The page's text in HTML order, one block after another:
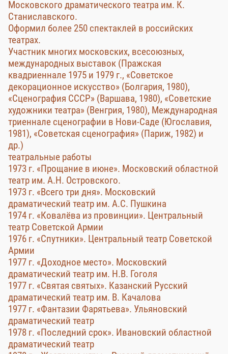
Московского драматического театра им. К.
Станиславского.
Оформил более 250 спектаклей в российских
театрах.
Участник многих московских, всесоюзных,
международных выставок (Пражская
квадриеннале 1975 и 1979 г., «Советское
декорационное искусство» (Болгария, 1980),
«Сценография СССР» (Варшава, 1980), «Советские
художники театра» (Венгрия, 1980), Международная
триеннале сценографии в Нови-Саде (Югославия,
1981), «Советская сценография» (Париж, 1982) и
др.)
театральные работы
1973 г. «Прощание в июне». Московский областной
театр им. А.Н. Островского.
1973 г. «Всего три дня». Московский
драматический театр им. А.С. Пушкина
1974 г. «Ковалёва из провинции». Центральный
театр Советской Армии
1976 г. «Спутники». Центральный театр Советской
Армии
1977 г. «Доходное место». Московский
драматический театр им. Н.В. Гоголя
1977 г. «Святая святых». Казанский Русский
драматический театр им. В. Качалова
1977 г. «Фантазии Фарятьева». Ульяновский
драматический театр
1978 г. «Последний срок». Ивановский областной
драматический театр